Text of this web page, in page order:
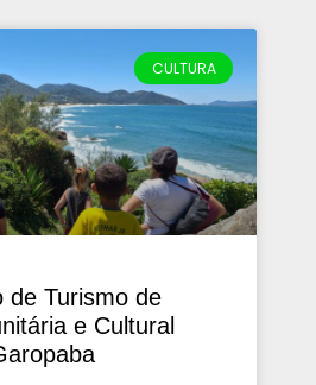
CULTURA
de Turismo de
e Cultural